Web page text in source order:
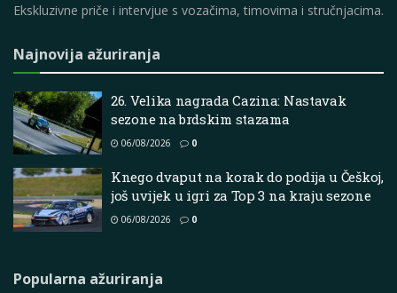
Ekskluzivne priče i intervjue s vozačima, timovima i stručnjacima.
Najnovija ažuriranja
26. Velika nagrada Cazina: Nastavak
sezone na brdskim stazama
06/08/2026 0
Knego dvaput na korak do podija u Češkoj,
još uvijek u igri za Top 3 na kraju sezone
06/08/2026 0
Popularna ažuriranja